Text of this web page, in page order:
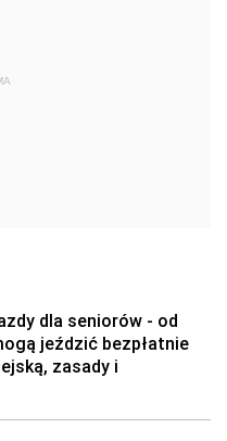
dla seniorów - od
jeździć bezpłatnie
zasady i